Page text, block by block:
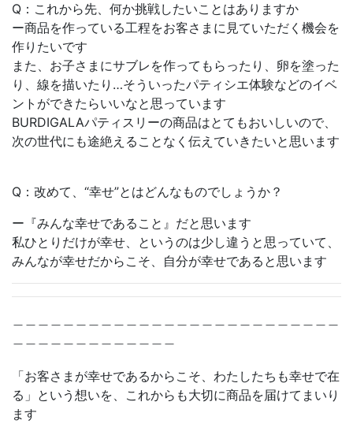
Q：これから先、何か挑戦したいことはありますか
ー商品を作っている工程をお客さまに見ていただく機会を
作りたいです
また、お子さまにサブレを作ってもらったり、卵を塗った
り、線を描いたり…そういったパティシエ体験などのイベ
ントができたらいいなと思っています
BURDIGALAパティスリーの商品はとてもおいしいので、
次の世代にも途絶えることなく伝えていきたいと思います
Q：改めて、“幸せ”とはどんなものでしょうか？
ー『みんな幸せであること』だと思います
私ひとりだけが幸せ、というのは少し違うと思っていて、
みんなが幸せだからこそ、自分が幸せであると思います
「お客さまが幸せであるからこそ、わたしたちも幸せで在
る」という想いを、これからも大切に商品を届けてまいり
ます